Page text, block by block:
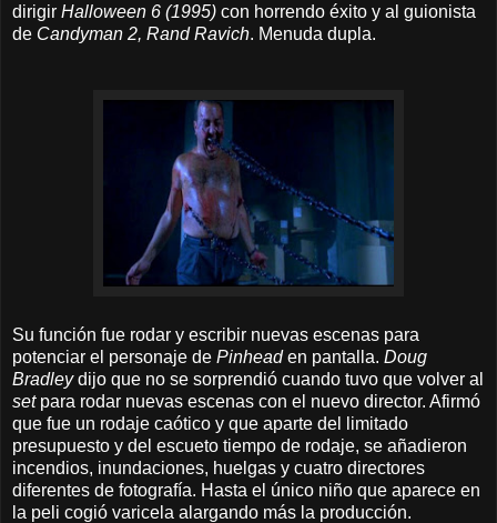
dirigir Halloween 6 (1995) con horrendo éxito y al guionista
de Candyman 2, Rand Ravich. Menuda dupla.
Su función fue rodar y escribir nuevas escenas para
potenciar el personaje de Pinheaden pantalla. Doug
Bradleydijo que no se sorprendió cuando tuvo que volver al
set para rodar nuevas escenas con el nuevo director. Afirmó
que fue un rodaje caótico y que aparte del limitado
presupuesto y del escueto tiempo de rodaje, se añadieron
incendios, inundaciones, huelgas y cuatro directores
diferentes de fotografía. Hasta el único niño que aparece en
la peli cogió varicela alargando más la producción.